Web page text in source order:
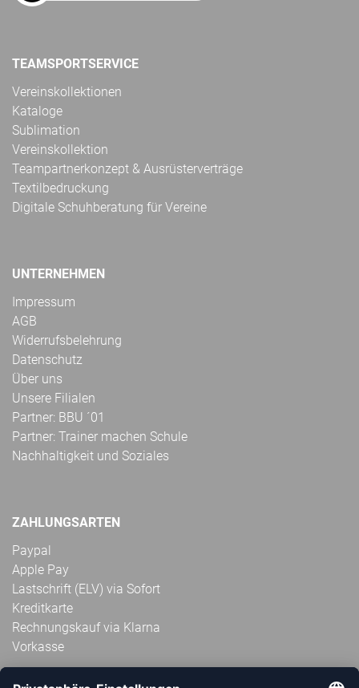
TEAMSPORTSERVICE
Vereinskollektionen
Kataloge
Sublimation
Vereinskollektion
Teampartnerkonzept & Ausrüsterverträge
Textilbedruckung
Digitale Schuhberatung für Vereine
UNTERNEHMEN
Impressum
AGB
Widerrufsbelehrung
Datenschutz
Über uns
Unsere Filialen
Partner: BBU ´01
Partner: Trainer machen Schule
Nachhaltigkeit und Soziales
ZAHLUNGSARTEN
Paypal
Apple Pay
Lastschrift (ELV) via Sofort
Kreditkarte
Rechnungskauf via Klarna
Vorkasse